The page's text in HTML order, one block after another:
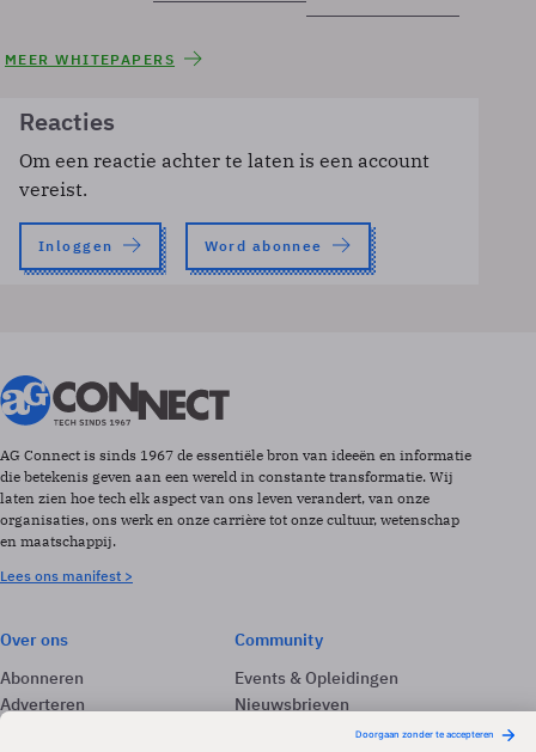
MEER WHITEPAPERS
Reacties
Om een reactie achter te laten is een account
vereist.
Inloggen Word abonnee
AG Connect is sinds 1967 de essentiële bron van ideeën en informatie
die betekenis geven aan een wereld in constante transformatie. Wij
laten zien hoe tech elk aspect van ons leven verandert, van onze
organisaties, ons werk en onze carrière tot onze cultuur, wetenschap
en maatschappij.
Lees ons manifest >
Over ons
Abonneren
Adverteren
Community
Events & Opleidingen
Nieuwsbrieven